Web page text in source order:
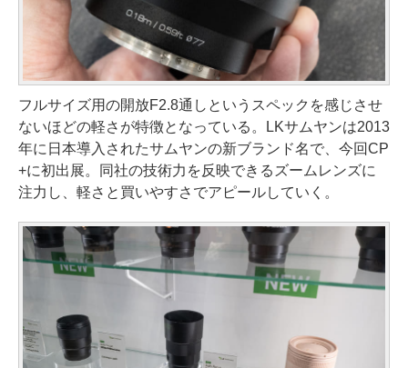
フルサイズ用の開放F2.8通しというスペックを感じさせ
ないほどの軽さが特徴となっている。LKサムヤンは2013
年に日本導入されたサムヤンの新ブランド名で、今回CP
+に初出展。同社の技術力を反映できるズームレンズに
注力し、軽さと買いやすさでアピールしていく。